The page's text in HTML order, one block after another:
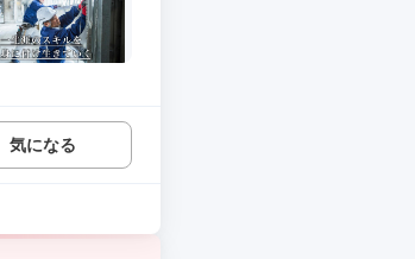
気になる